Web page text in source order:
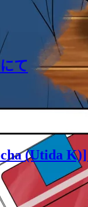
て
(Utida